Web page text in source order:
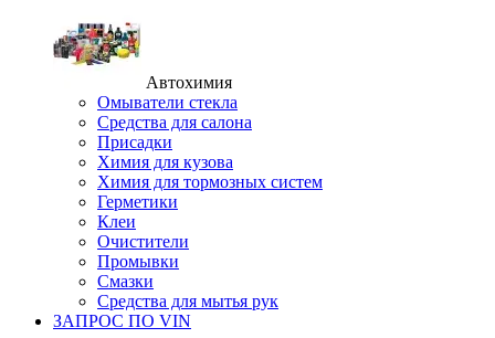
Автохимия
Омыватели стекла
Средства для салона
Присадки
Химия для кузова
Химия для тормозных систем
Герметики
Клеи
Очистители
Промывки
Смазки
Средства для мытья рук
ЗАПРОС ПО VIN